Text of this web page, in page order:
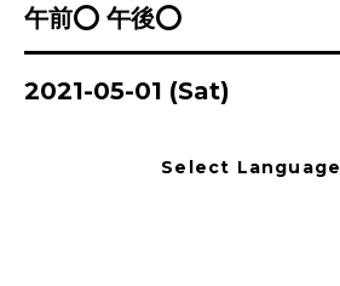
午前⭕ 午後⭕
2021-05-01 (Sat)
Select Language